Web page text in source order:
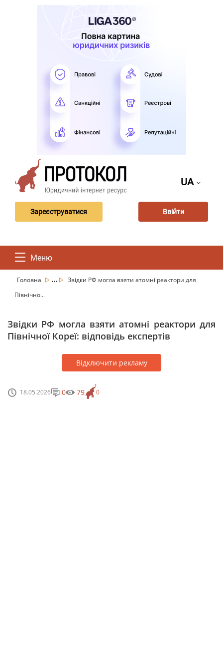
UA
Зареєструватися Ввійти
Меню
Головна ...
Звідки РФ могла взяти атомні реактори для
Північно...
Звідки РФ могла взяти атомні реактори для
Північної Кореї: відповідь експертів
Відключити рекламу
18.05.2026 0
0 79